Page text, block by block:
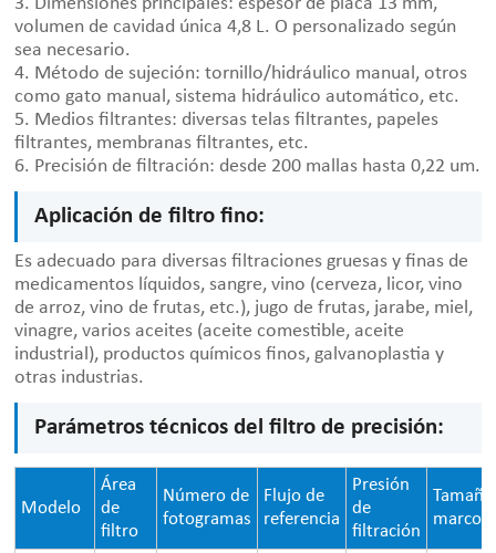
volumen de cavidad única 4,8 L. O personalizado según
sea necesario.
4. Método de sujeción: tornillo/hidráulico manual, otros
como gato manual, sistema hidráulico automático, etc.
5. Medios filtrantes: diversas telas filtrantes, papeles
filtrantes, membranas filtrantes, etc.
6. Precisión de filtración: desde 200 mallas hasta 0,22 um.
Aplicación de filtro fino:
Es adecuado para diversas filtraciones gruesas y finas de
medicamentos líquidos, sangre, vino (cerveza, licor, vino
de arroz, vino de frutas, etc.), jugo de frutas, jarabe, miel,
vinagre, varios aceites (aceite comestible, aceite
industrial), productos químicos finos, galvanoplastia y
otras industrias.
Parámetros técnicos del filtro de precisión:
Modelo
Área
de
filtro
Número de
fotogramas
Flujo de
referencia
Presión
de
filtración
marco